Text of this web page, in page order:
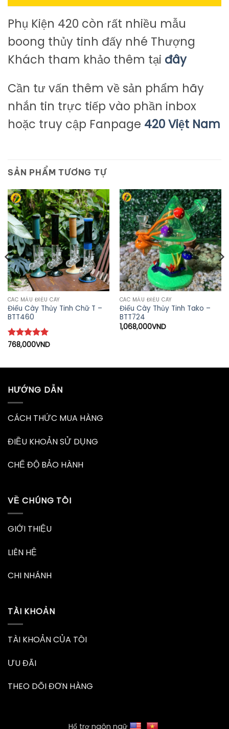
Phụ Kiện 420 còn rất nhiều mẫu
boong thủy tinh đấy nhé Thượng
Khách tham khảo thêm tại đây
Cần tư vấn thêm về sản phẩm hãy
nhắn tin trực tiếp vào phần inbox
hoặc truy cập Fanpage 420 Việt Nam
SẢN PHẨM TƯƠNG TỰ
CÁC MẪU ĐIẾU CÀY
Điếu Cày Thủy Tinh Chữ T –
BTT460
Được xếp
768,000VND
CÁC MẪU ĐIẾU CÀY
Điếu Cày Thủy Tinh Tako –
BTT724
1,068,000VND
HƯỚNG DẪN
CÁCH THỨC MUA HÀNG
ĐIỀU KHOẢN SỬ DỤNG
CHẾ ĐỘ BẢO HÀNH
VỀ CHÚNG TÔI
GIỚI THIỆU
LIÊN HỆ
CHI NHÁNH
TÀI KHOẢN
TÀI KHOẢN CỦA TÔI
ƯU ĐÃI
THEO DÕI ĐƠN HÀNG
Hổ trợ ngôn ngữ